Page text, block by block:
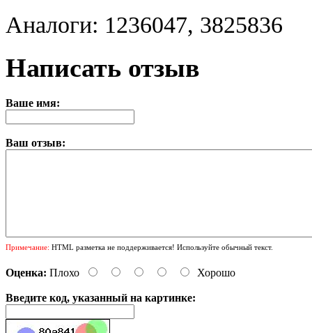
Аналоги: 1236047, 3825836
Написать отзыв
Ваше имя:
Ваш отзыв:
Примечание: HTML разметка не поддерживается! Используйте обычный текст.
Оценка: Плохо Хорошо
Введите код, указанный на картинке: